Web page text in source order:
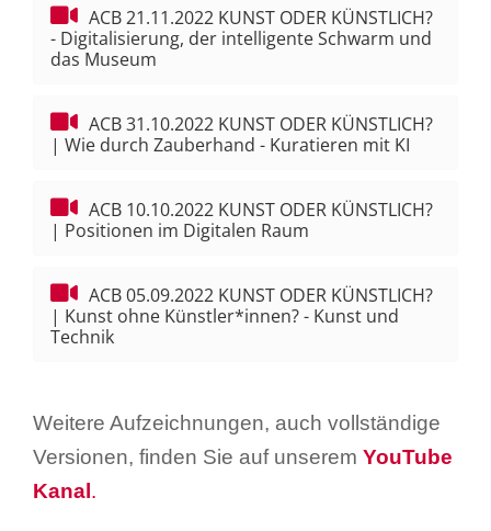
ACB 21.11.2022 KUNST ODER KÜNSTLICH?
- Digitalisierung, der intelligente Schwarm und
das Museum
ACB 31.10.2022 KUNST ODER KÜNSTLICH?
| Wie durch Zauberhand - Kuratieren mit KI
ACB 10.10.2022 KUNST ODER KÜNSTLICH?
| Positionen im Digitalen Raum
ACB 05.09.2022 KUNST ODER KÜNSTLICH?
| Kunst ohne Künstler*innen? - Kunst und
Technik
Weitere Aufzeichnungen, auch vollständige
Versionen, finden Sie auf unserem YouTube
Kanal .